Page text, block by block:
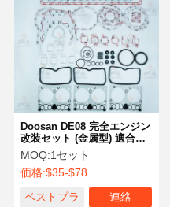
ホーム 製品
品質管理 お問い合わせ
Doosan DE08 完全エンジン
改装セット (金属型) 適合
SOLAR 340LC-V/DL350 ロ
ーダー OEM 標準 ドーサン
掘削機エンジン部品
MOQ:1セット
価格:$35-$78
ベストプラ
連絡